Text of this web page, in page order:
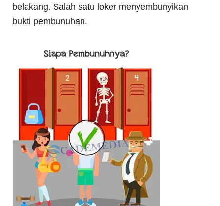
belakang. Salah satu loker menyembunyikan
bukti pembunuhan.